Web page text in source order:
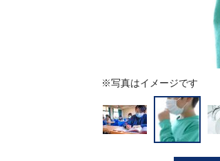
※写真はイメージです